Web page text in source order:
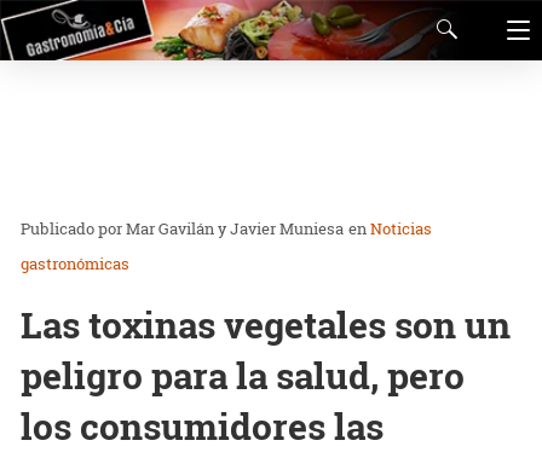
Mar Gavilán y Javier Muniesa enNoticias
gastronómicas
Las toxinas vegetales son un
peligro para la salud, pero
los consumidores las